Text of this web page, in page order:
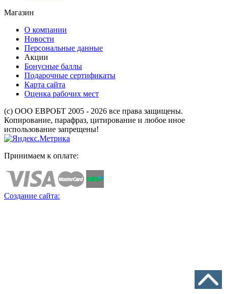
Магазин
О компании
Новости
Персональные данные
Акции
Бонусные баллы
Подарочные сертификаты
Карта сайта
Оценка рабочих мест
(с) ООО ЕВРОБТ 2005 - 2026 все права защищены.
Копирование, парафраз, цитирование и любое иное
использование запрещены!
Принимаем к оплате:
Создание сайта: